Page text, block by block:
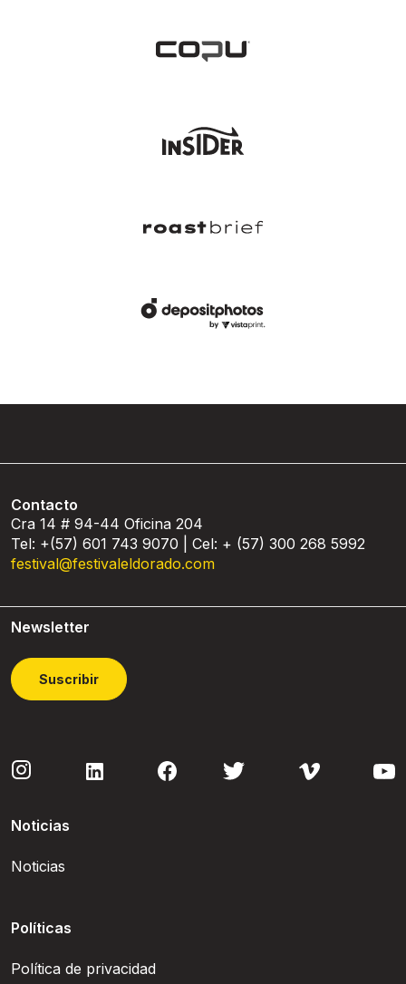
Contacto
Cra 14 # 94-44 Oficina 204
Tel: +(57) 601 743 9070 | Cel: + (57) 300 268 5992
festival@festivaleldorado.com
Newsletter
Suscribir
Noticias
Noticias
Políticas
Política de privacidad